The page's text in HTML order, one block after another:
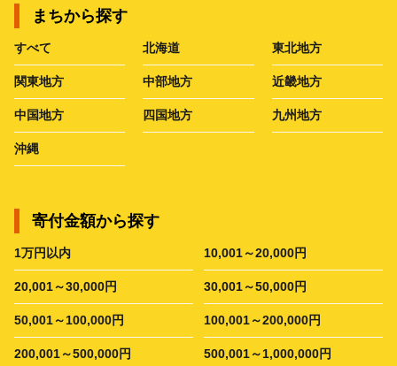
まちから探す
すべて 北海道 東北地方
関東地方 中部地方 近畿地方
中国地方 四国地方 九州地方
沖縄
寄付金額から探す
1万円以内 10,001～20,000円
20,001～30,000円 30,001～50,000円
50,001～100,000円 100,001～200,000円
200,001～500,000円 500,001～1,000,000円